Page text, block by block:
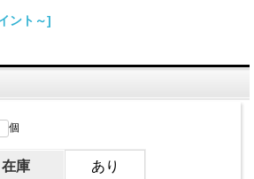
ント～]
個
在庫 あり